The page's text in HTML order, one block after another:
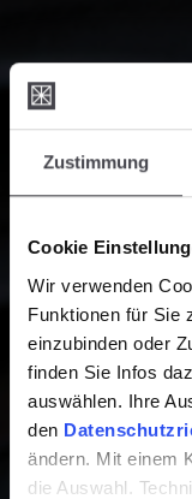
Zustimmung
Cookie
Wir verwenden
Funktionen für Sie
einzubinden oder
finden Sie Infos
auswählen. Ihre
den
ändern. Mit einem
die Auswahl.